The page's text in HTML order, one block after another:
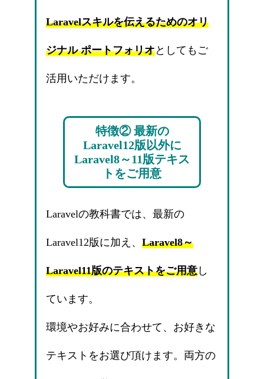
Laravelスキルを伝えるためのオリ
ジナル ポートフォリオとしてもご
活用いただけます。
特徴② 最新の
Laravel12版以外に
Laravel8～11版テキス
トをご用意
Laravelの教科書では、最新の
Laravel12版に加え、 Laravel8～
Laravel11版のテキストをご用意 し
ています。
環境やお好みに合わせて、お好きな
テキストをお選び頂けます。両方の